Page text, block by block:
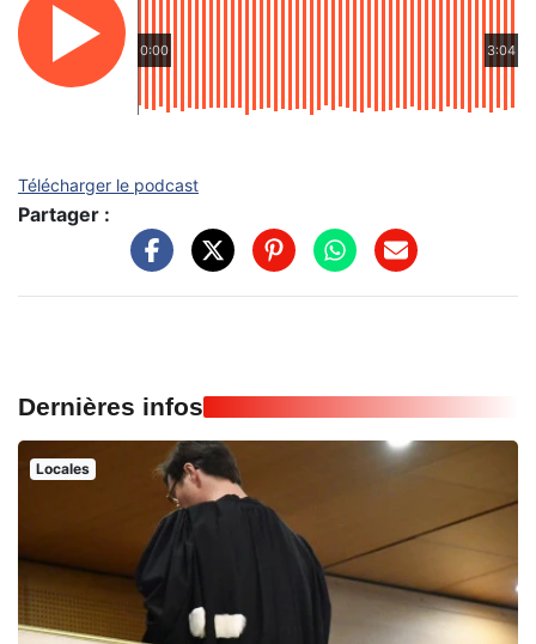
0:00 3:04
Télécharger le podcast
Partager :
Dernières infos
Locales